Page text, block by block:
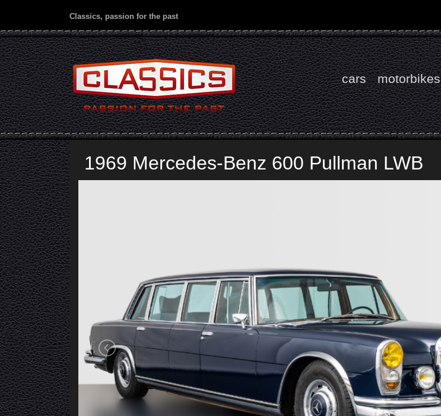
Classics, passion for the past
cars motorbikes
1969 Mercedes-Benz 600 Pullman LWB